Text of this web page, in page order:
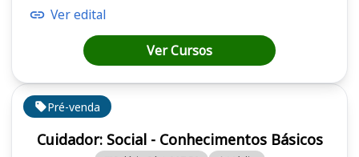
Pré-venda
Cuidador: Social - Conhecimentos Básicos
Ver edital
Ver Cursos